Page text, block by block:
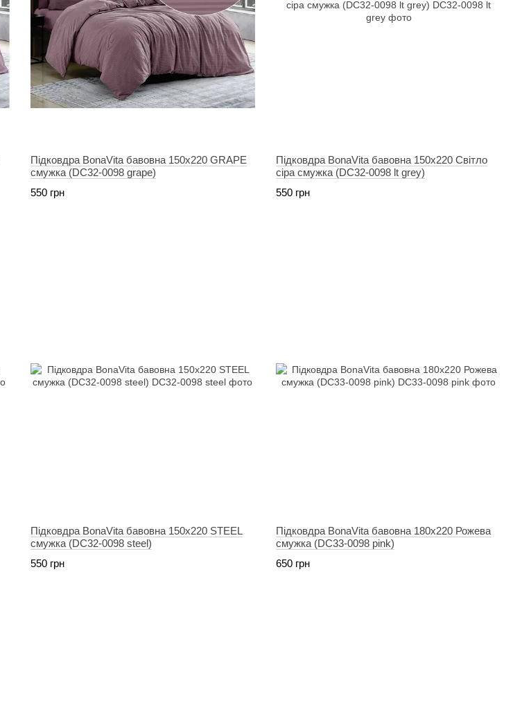
Підковдра BonaVita бавовна 150х220 GRAPE
смужка (DC32-0098 grape)
550 грн
Підковдра BonaVita бавовна 150х220 Світло
сіра смужка (DC32-0098 lt grey)
550 грн
Підковдра BonaVita бавовна 150х220 STEEL
смужка (DC32-0098 steel)
550 грн
Підковдра BonaVita бавовна 180х220 Рожева
смужка (DC33-0098 pink)
650 грн